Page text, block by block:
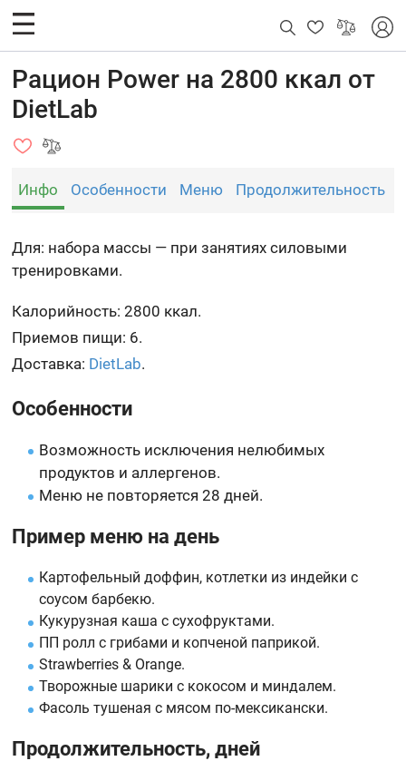
Рацион Power на 2800 ккал от
DietLab
Инфо Особенности Меню Продолжительность
Для: набора массы — при занятиях силовыми
тренировками.
Калорийность: 2800 ккал.
Приемов пищи: 6.
Доставка: DietLab.
Особенности
Возможность исключения нелюбимых
продуктов и аллергенов.
Меню не повторяется 28 дней.
Пример меню на день
Картофельный доффин, котлетки из индейки с
соусом барбекю.
Кукурузная каша с сухофруктами.
ПП ролл с грибами и копченой паприкой.
Strawberries & Orange.
Творожные шарики с кокосом и миндалем.
Фасоль тушеная с мясом по-мексикански.
Продолжительность, дней